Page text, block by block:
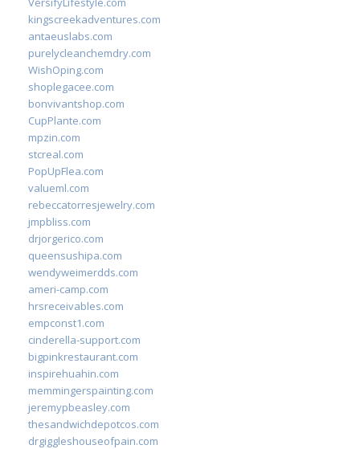
kingscreekadventures.com
antaeuslabs.com
purelycleanchemdry.com
WishOping.com
shoplegacee.com
bonvivantshop.com
CupPlante.com
mpzin.com
stcreal.com
PopUpFlea.com
valueml.com
rebeccatorresjewelry.com
jmpbliss.com
drjorgerico.com
queensushipa.com
wendyweimerdds.com
ameri-camp.com
hrsreceivables.com
empconst1.com
cinderella-support.com
bigpinkrestaurant.com
inspirehuahin.com
memmingerspainting.com
jeremypbeasley.com
thesandwichdepotcos.com
drgiggleshouseofpain.com